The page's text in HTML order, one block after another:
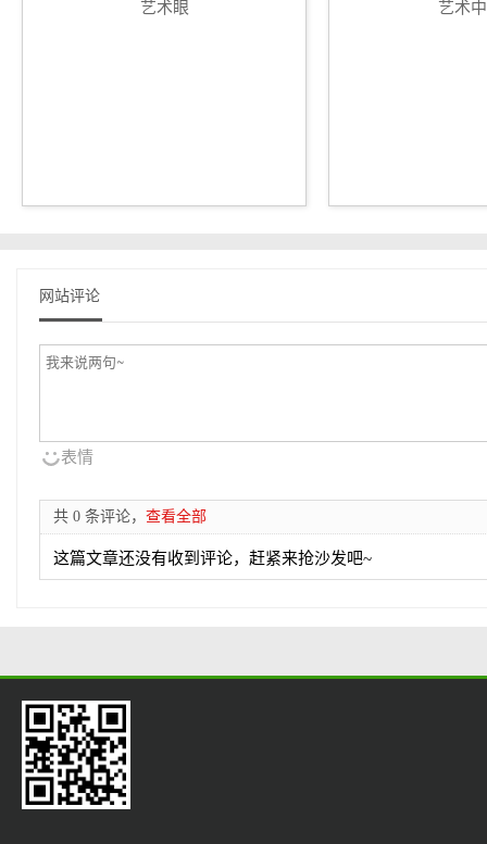
艺术眼 艺术
网站评论
表情
共 0 条评论， 查看全部
这篇文章还没有收到评论，赶紧来抢沙发吧~